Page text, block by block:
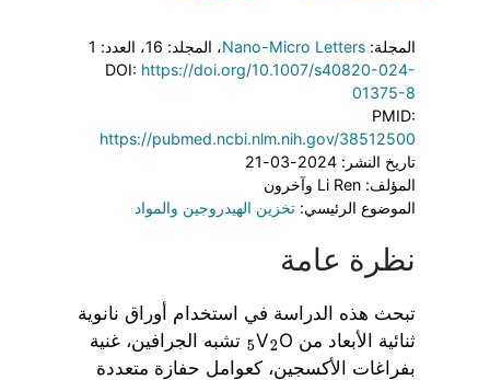
المجلة: Nano-Micro Letters، المجلد: 16
، العدد: 1
DOI: https://doi.org/10.1007/s40820-024-
01375-8
PMID:
https://pubmed.ncbi.nlm.nih.gov/38512500
تاريخ النشر: 2024-03-21
المؤلف: Li Ren وآخرون
الموضوع الرئيسي: تخزين الهيدروجين والمواد
نظرة عامة
تبحث هذه الدراسة في استخدام أوراق نانوية
ثنائية الأبعاد من V
2O
5 تشبه الجرافين، غنية
بفراغات الأكسجين، كعوامل حفازة متعددة